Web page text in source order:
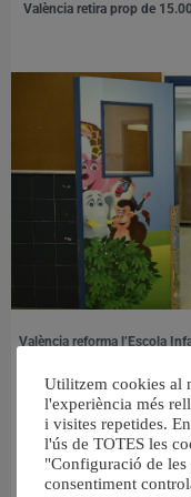
València retira prop de
València reforma l’Escola
Utilitzem cookies al
l'experiència més
i visites repetides.
l'ús de TOTES les
"Configuració de
consentiment